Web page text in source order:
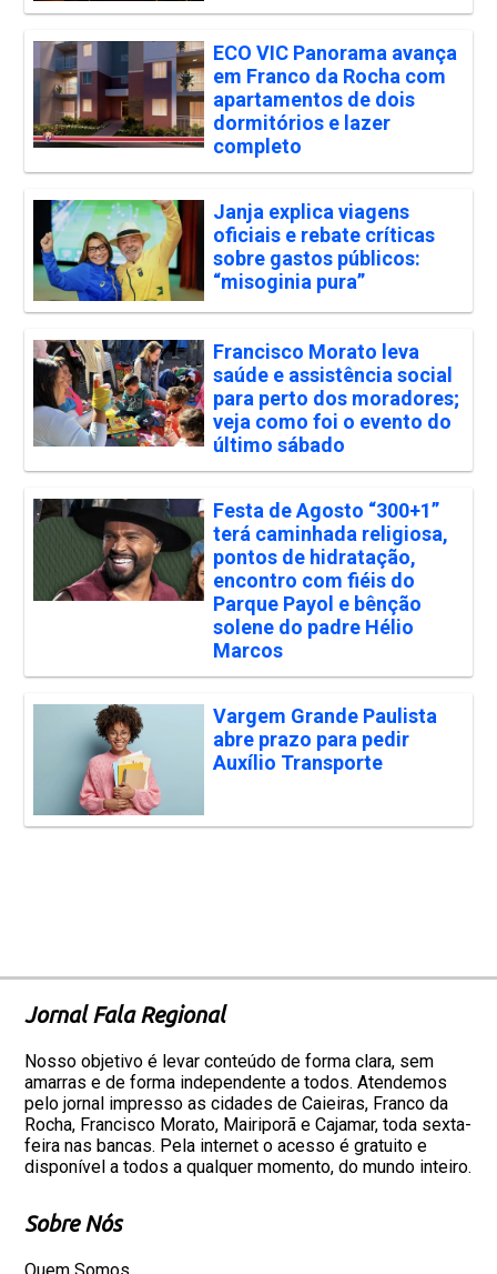
ECO VIC Panorama avança
em Franco da Rocha com
apartamentos de dois
dormitórios e lazer
completo
Janja explica viagens
oficiais e rebate críticas
sobre gastos públicos:
“misoginia pura”
Francisco Morato leva
saúde e assistência social
para perto dos moradores;
veja como foi o evento do
último sábado
Festa de Agosto “300+1”
terá caminhada religiosa,
pontos de hidratação,
encontro com fiéis do
Parque Payol e bênção
solene do padre Hélio
Marcos
Vargem Grande Paulista
abre prazo para pedir
Auxílio Transporte
Jornal Fala Regional
Nosso objetivo é levar conteúdo de forma clara, sem
amarras e de forma independente a todos. Atendemos
pelo jornal impresso as cidades de Caieiras, Franco da
Rocha, Francisco Morato, Mairiporã e Cajamar, toda sexta-
feira nas bancas. Pela internet o acesso é gratuito e
disponível a todos a qualquer momento, do mundo inteiro.
Sobre Nós